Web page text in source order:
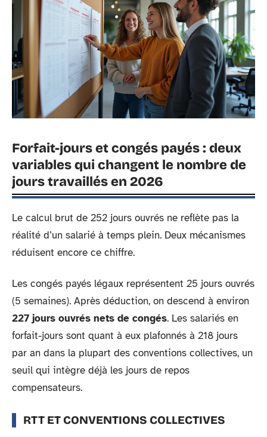
Forfait-jours et congés payés : deux
variables qui changent le nombre de
jours travaillés en 2026
Le calcul brut de 252 jours ouvrés ne reflète pas la
réalité d’un salarié à temps plein. Deux mécanismes
réduisent encore ce chiffre.
Les congés payés légaux représentent 25 jours ouvrés
(5 semaines). Après déduction, on descend à environ
227 jours ouvrés nets de congés. Les salariés en
forfait-jours sont quant à eux plafonnés à 218 jours
par an dans la plupart des conventions collectives, un
seuil qui intègre déjà les jours de repos
compensateurs.
RTT ET CONVENTIONS COLLECTIVES